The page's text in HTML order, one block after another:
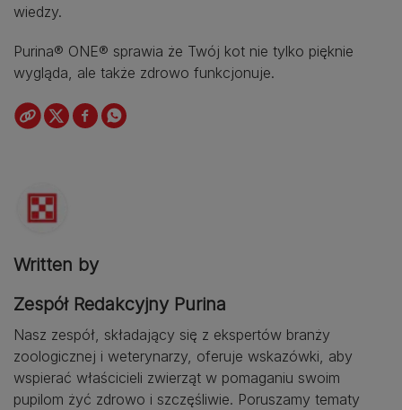
wiedzy.
Purina® ONE® sprawia że Twój kot nie tylko pięknie
wygląda, ale także zdrowo funkcjonuje.
Written by
Zespół Redakcyjny Purina
Nasz zespół, składający się z ekspertów branży
zoologicznej i weterynarzy, oferuje wskazówki, aby
wspierać właścicieli zwierząt w pomaganiu swoim
pupilom żyć zdrowo i szczęśliwie. Poruszamy tematy